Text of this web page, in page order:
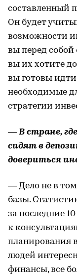
составленный
Он будет
возможности
вы перед собой
вы их хотите
вы готовы
необходимые
стратегии
— В стране,
сидят в
довериться
— Дело не в
базы.
за последние
к
планирования
людей
финансы, все